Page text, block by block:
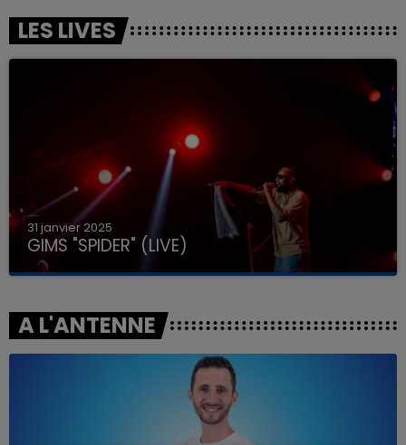
LES LIVES
31 janvier 2025
GIMS "SPIDER" (LIVE)
A L'ANTENNE